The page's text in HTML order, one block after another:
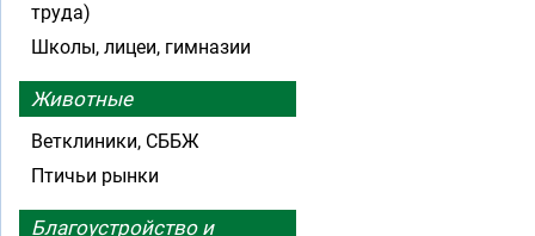
труда)
Школы, лицеи, гимназии
Животные
Ветклиники, СББЖ
Птичьи рынки
Благоустройство и